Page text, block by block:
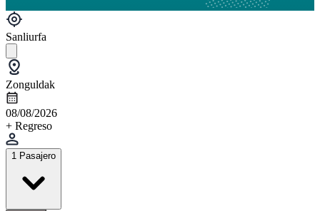
Sanliurfa
Zonguldak
08/08/2026
+ Regreso
1 Pasajero